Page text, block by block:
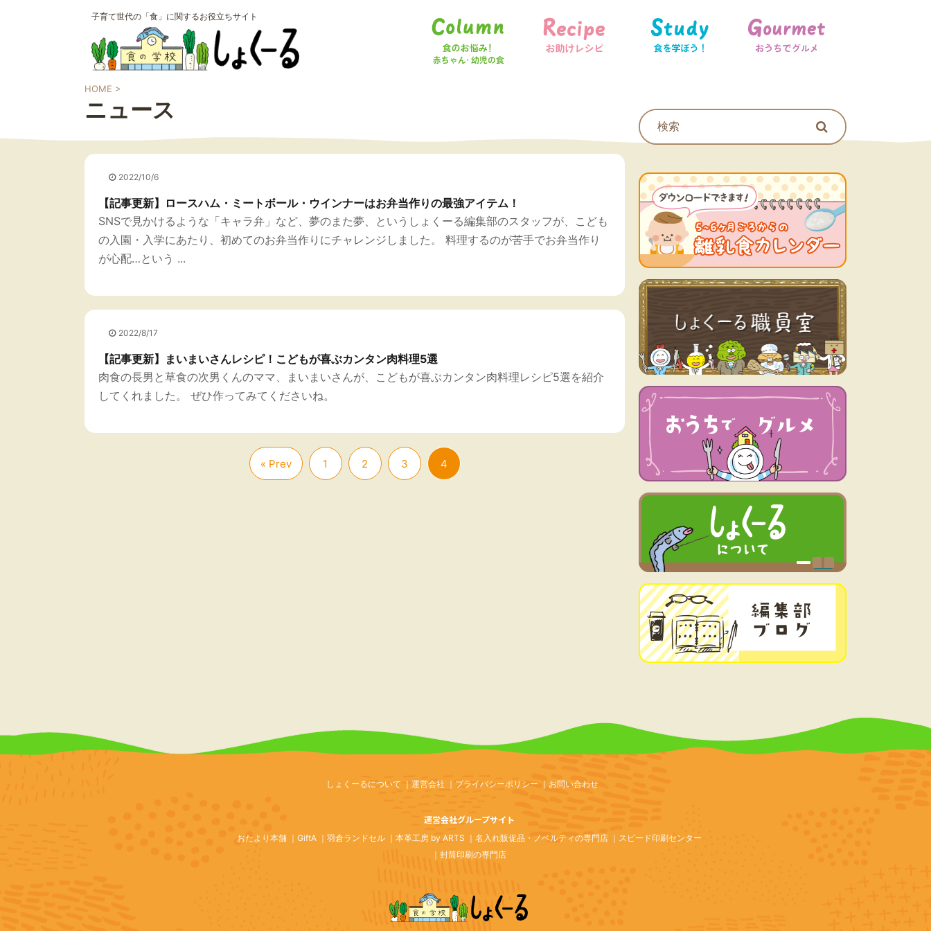
子育て世代の「食」に関するお役立ちサイト
HOME >
ニュース
2022/10/6
【記事更新】ロースハム・ミートボール・ウインナーはお弁当作りの最強アイテム！
SNSで見かけるような「キャラ弁」など、夢のまた夢、というしょくーる編集部のスタッフが、こども
の入園・入学にあたり、初めてのお弁当作りにチャレンジしました。 料理するのが苦手でお弁当作り
が心配…という ...
2022/8/17
【記事更新】まいまいさんレシピ！こどもが喜ぶカンタン肉料理5選
肉食の長男と草食の次男くんのママ、まいまいさんが、こどもが喜ぶカンタン肉料理レシピ5選を紹介
してくれました。 ぜひ作ってみてくださいね。
« Prev 1 2 3 4
しょくーるについて 運営会社 プライバシーポリシー お問い合わせ
運営会社グループサイト
おたより本舗 GiftA 羽倉ランドセル 本革工房 by ARTS 名入れ販促品・ノベルティの専門店
スピード印刷センター
封筒印刷の専門店